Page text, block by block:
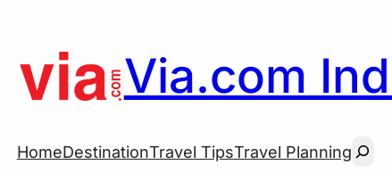
content
Via.com
HomeDestinationTravel TipsTravel Planning